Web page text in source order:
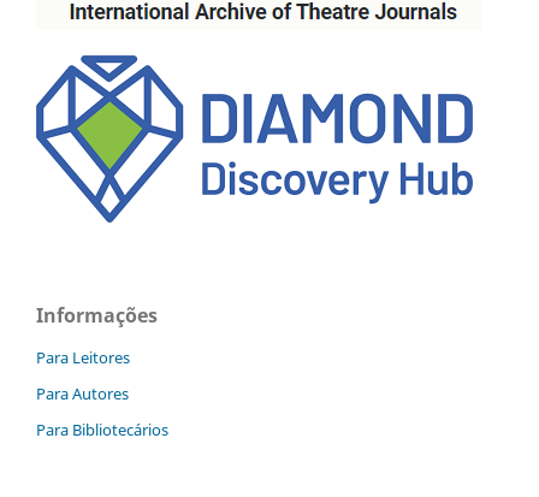
Informações
Para Leitores
Para Autores
Para Bibliotecários